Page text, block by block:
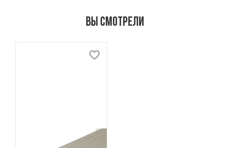
Вы смотрели